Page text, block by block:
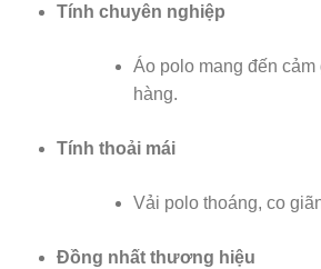
Tính chuyên nghiệp
Áo polo mang đến
hàng.
Tính thoải mái
Vải polo thoáng, co
Đồng nhất thương hiệu